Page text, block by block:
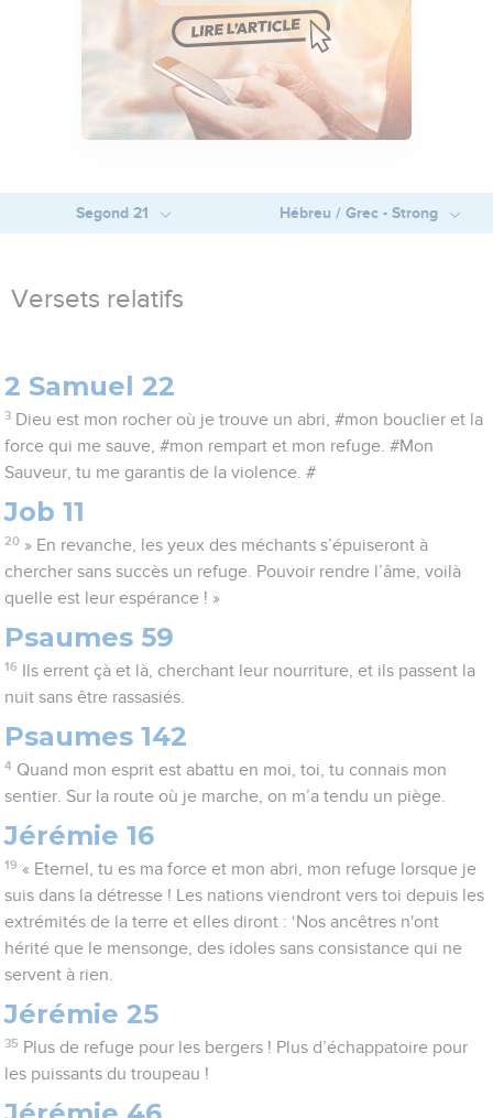
Segond 21 Hébreu / Grec - Strong
Versets relatifs
2 Samuel 22
3 Dieu est mon rocher où je trouve un abri, #mon bouclier et la
force qui me sauve, #mon rempart et mon refuge. #Mon
Sauveur, tu me garantis de la violence. #
Job 11
20 » En revanche, les yeux des méchants s’épuiseront à
chercher sans succès un refuge. Pouvoir rendre l’âme, voilà
quelle est leur espérance ! »
Psaumes 59
16
Ils errent çà et là, cherchant leur nourriture, et ils passent la
nuit sans être rassasiés.
Psaumes 142
4 Quand mon esprit est abattu en moi, toi, tu connais mon
sentier. Sur la route où je marche, on m’a tendu un piège.
Jérémie 16
19 « Eternel, tu es ma force et mon abri, mon refuge lorsque je
suis dans la détresse ! Les nations viendront vers toi depuis les
extrémités de la terre et elles diront : ‘Nos ancêtres n'ont
hérité que le mensonge, des idoles sans consistance qui ne
servent à rien.
Jérémie 25
35 Plus de refuge pour les bergers ! Plus d’échappatoire pour
les puissants du troupeau !